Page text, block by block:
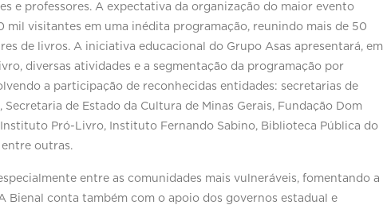
e professores. A expectativa da organização do maior evento
mil visitantes em uma inédita programação, reunindo mais de 50
de livros. A iniciativa educacional do Grupo Asas apresentará, em
diversas atividades e a segmentação da programação por
a participação de reconhecidas entidades: secretarias de
de Estado da Cultura de Minas Gerais, Fundação Dom
Pró-Livro, Instituto Fernando Sabino, Biblioteca Pública do
entre outras.
entre as comunidades mais vulneráveis, fomentando a
Bienal conta também com o apoio dos governos estadual e